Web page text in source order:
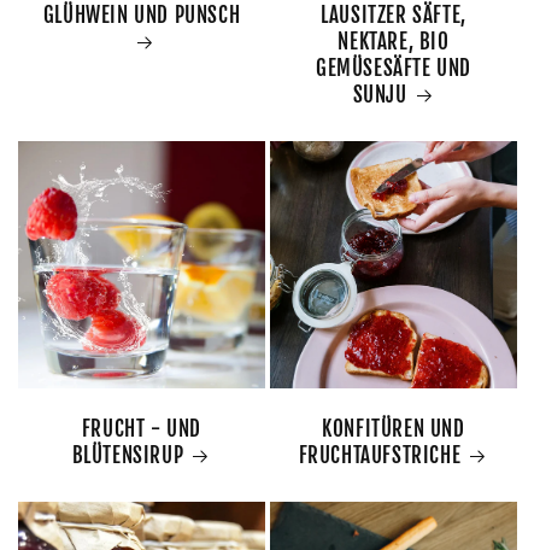
GLÜHWEIN UND PUNSCH
LAUSITZER SÄFTE,
NEKTARE, BIO
GEMÜSESÄFTE UND
SUNJU
FRUCHT - UND
BLÜTENSIRUP
KONFITÜREN UND
FRUCHTAUFSTRICHE